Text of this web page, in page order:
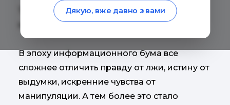
Тренинг для подростков: Мы
манипулируем, нами манипулируют
В эпоху информационного бума все
сложнее отличить правду от лжи, истину от
выдумки, искренние чувства от
манипуляции. А тем более это стало
Дякую, вже давно з вами